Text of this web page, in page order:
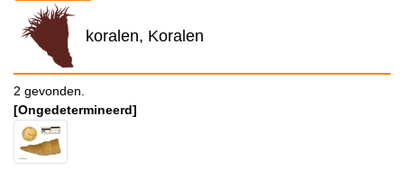
koralen, Koralen
2 gevonden.
[Ongedetermineerd]